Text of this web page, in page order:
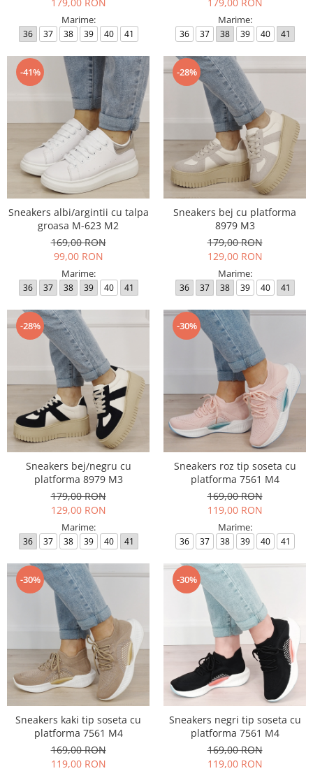
Marime:
36 37 38 39 40 41
Marime:
36 37 38 39 40 41
-41%
Sneakers albi/argintii cu talpa
groasa M-623 M2
169,00 RON
99,00 RON
Marime:
36 37 38 39 40 41
-28%
Sneakers bej cu platforma
8979 M3
179,00 RON
129,00 RON
Marime:
36 37 38 39 40 41
-28%
Sneakers bej/negru cu
platforma 8979 M3
179,00 RON
129,00 RON
Marime:
36 37 38 39 40 41
-30%
Sneakers roz tip soseta cu
platforma 7561 M4
169,00 RON
119,00 RON
Marime:
36 37 38 39 40 41
-30%
Sneakers kaki tip soseta cu
platforma 7561 M4
169,00 RON
119,00 RON
-30%
Sneakers negri tip soseta cu
platforma 7561 M4
169,00 RON
119,00 RON